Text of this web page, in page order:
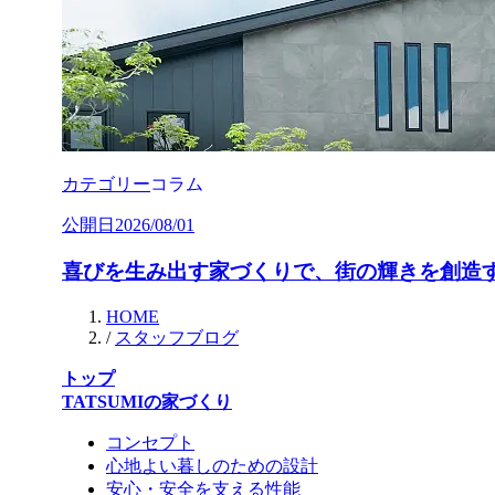
カテゴリーコラム
公開日 2026/08/01
喜びを生み出す家づくりで、街の輝きを創造
HOME
/ スタッフブログ
トップ
TATSUMIの家づくり
コンセプト
心地よい暮しのための設計
安心・安全を支える性能